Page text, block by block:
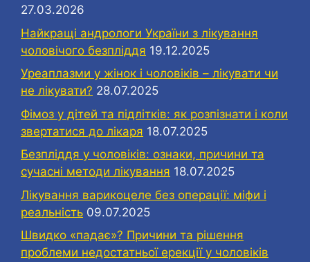
27.03.2026
Найкращі андрологи України з лікування
чоловічого безпліддя 19.12.2025
Уреаплазми у жінок і чоловіків – лікувати чи
не лікувати? 28.07.2025
Фімоз у дітей та підлітків: як розпізнати і коли
звертатися до лікаря 18.07.2025
Безпліддя у чоловіків: ознаки, причини та
сучасні методи лікування 18.07.2025
Лікування варикоцеле без операції: міфи і
реальність 09.07.2025
Швидко «падає»? Причини та рішення
проблеми недостатньої ерекції у чоловіків